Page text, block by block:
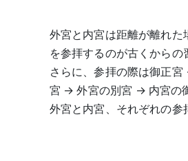
外宮と内宮は距離が離れ
を参拝するのが古くからの
さらに、参拝の際は御正
宮 → 外宮の別宮 → 内宮の
外宮と内宮、それぞれの参